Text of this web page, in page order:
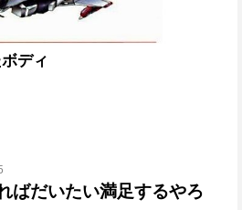
ディ
ばだいたい満足するやろ